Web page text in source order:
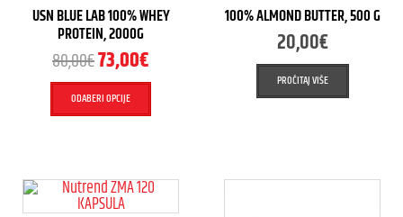
USN BLUE LAB 100% WHEY
PROTEIN, 2000G
80,00€73,00€
ODABERI OPCIJE
100% ALMOND BUTTER, 500 G
20,00€
PROČITAJ VIŠE